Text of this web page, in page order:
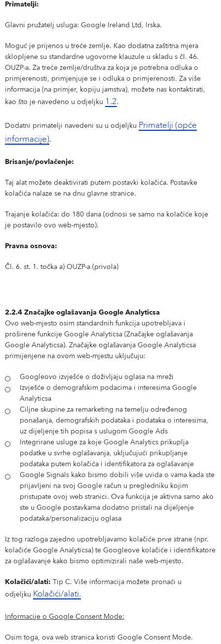
Primatelji:
Glavni pružatelj usluga: Google Ireland Ltd, Irska.
Moguć je prijenos u treće zemlje. Kao dodatna zaštitna mjera
sklopljene su standardne ugovorne klauzule u skladu s čl. 46.
OUZP-a. Za treće zemlje/društva za koja je potrebna odluka o
primjerenosti, primjenjuje se i odluka o primjerenosti. Za više
informacija (na primjer, kopiju jamstva), možete nas kontaktirati,
kao što je navedeno u odjeljku 1.2.
Dodatni primatelji navedeni su u odjeljku Primatelji (opće
informacije).
Brisanje/povlačenje:
Taj alat možete deaktivirati putem postavki kolačića. Postavke
kolačića nalaze se na dnu glavne stranice.
Trajanje kolačića: do 180 dana (odnosi se samo na kolačiće koje
je postavilo ovo web-mjesto).
Pravna osnova:
Čl. 6. st. 1. točka a) OUZP-a (privola)
2.2.4 Značajke oglašavanja Google Analyticsa
Ovo web-mjesto osim standardnih funkcija upotrebljava i
proširene funkcije Google Analyticsa (Značajke oglašavanja
Google Analyticsa). Značajke oglašavanja Google Analyticsa
primijenjene na ovom web-mjestu uključuju:
Googleovo izvješće o doživljaju oglasa na mreži
Izvješće o demografskim podacima i interesima Google
Analyticsa
Ciljne skupine za remarketing na temelju određenog
ponašanja, demografskih podataka i podataka o interesima,
uz dijeljenje tih popisa s uslugom Google Ads
Integrirane usluge za koje Google Analytics prikuplja
podatke u svrhe oglašavanja, uključujući prikupljanje
podataka putem kolačića i identifikatora za oglašavanje
Google Signals kako bismo dobili više uvida o vama kada ste
prijavljeni na svoj Google račun u pregledniku kojim
pristupate ovoj web stranici. Ova funkcija je aktivna samo ako
ste u Google postavkama dodatno pristali na dijeljenje
podataka/personalizaciju oglasa
Iz tog razloga zajedno upotrebljavamo kolačiće prve strane (npr.
kolačiće Google Analyticsa) te Googleove kolačiće i identifikatore
za oglašavanje kako bismo optimizirali naše web-mjesto.
Kolačići/alati:
Tip C. Više informacija možete pronaći u
odjeljku Kolačići/alati.
Informacije o Google Consent Mode:
Osim toga, ova web stranica koristi Google Consent Mode.